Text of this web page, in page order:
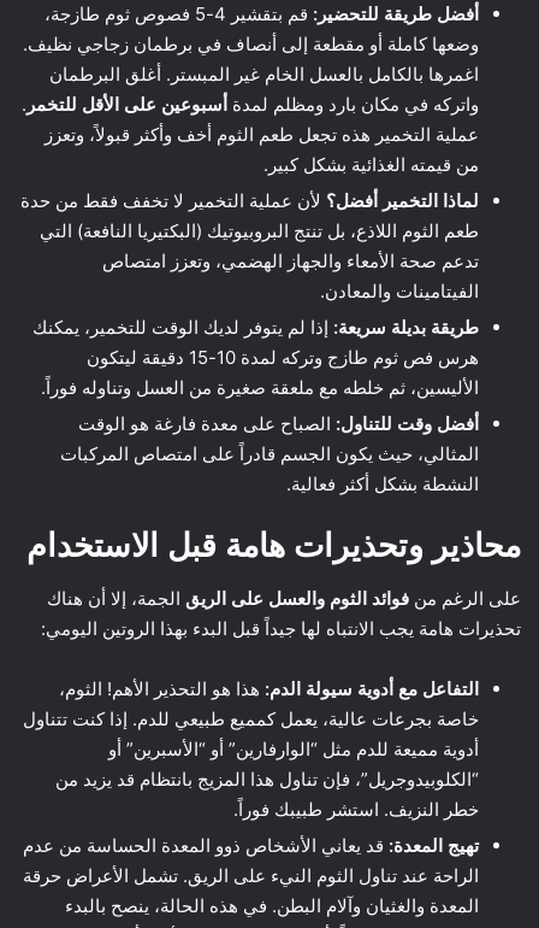
أفضل طريقة للتحضير:
قم بتقشير 4-5 فصوص ثوم طازجة،
وضعها كاملة أو مقطعة إلى أنصاف في برطمان زجاجي نظيف.
اغمرها بالكامل بالعسل الخام غير المبستر. أغلق البرطمان
واتركه في مكان بارد ومظلم لمدة أسبوعين على الأقل للتخمر .
عملية التخمير هذه تجعل طعم الثوم أخف وأكثر قبولاً، وتعزز
من قيمته الغذائية بشكل كبير.
لماذا التخمير أفضل؟ لأن عملية التخمير لا تخفف فقط من حدة
طعم الثوم اللاذع، بل تنتج البروبيوتيك (البكتيريا النافعة) التي
تدعم صحة الأمعاء والجهاز الهضمي، وتعزز امتصاص
الفيتامينات والمعادن.
طريقة بديلة سريعة: إذا لم يتوفر لديك الوقت للتخمير، يمكنك
هرس فص ثوم طازج وتركه لمدة 10-15 دقيقة ليتكون
الأليسين، ثم خلطه مع ملعقة صغيرة من العسل وتناوله فوراً.
أفضل وقت للتناول: الصباح على معدة فارغة هو الوقت
المثالي، حيث يكون الجسم قادراً على امتصاص المركبات
النشطة بشكل أكثر فعالية.
محاذير وتحذيرات هامة قبل الاستخدام
على الرغم من فوائد الثوم والعسل على الريق الجمة، إلا أن هناك
تحذيرات هامة يجب الانتباه لها جيداً قبل البدء بهذا الروتين اليومي:
التفاعل مع أدوية سيولة الدم: هذا هو التحذير الأهم! الثوم،
خاصة بجرعات عالية، يعمل كمميع طبيعي للدم. إذا كنت تتناول
أدوية مميعة للدم مثل “الوارفارين” أو “الأسبرين” أو
“الكلوبيدوجريل”، فإن تناول هذا المزيج بانتظام قد يزيد من
خطر النزيف. استشر طبيبك فوراً.
تهيج المعدة: قد يعاني الأشخاص ذوو المعدة الحساسة من عدم
الراحة عند تناول الثوم النيء على الريق. تشمل الأعراض حرقة
المعدة والغثيان وآلام البطن. في هذه الحالة، ينصح بالبدء